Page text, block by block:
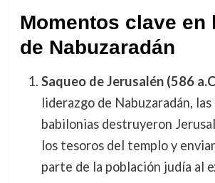
Momentos clave en
de Nabuzaradán
Saqueo de Jerusalén (586
liderazgo de Nabuzaradán,
babilonias destruyeron
los tesoros del templo y
parte de la población judía al